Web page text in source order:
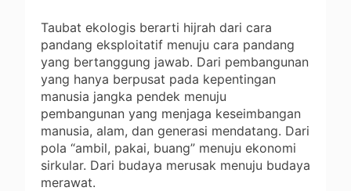
Taubat ekologis berarti hijrah dari cara
pandang eksploitatif menuju cara pandang
yang bertanggung jawab. Dari pembangunan
yang hanya berpusat pada kepentingan
manusia jangka pendek menuju
pembangunan yang menjaga keseimbangan
manusia, alam, dan generasi mendatang. Dari
pola “ambil, pakai, buang” menuju ekonomi
sirkular. Dari budaya merusak menuju budaya
merawat.